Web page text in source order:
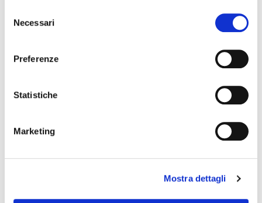
delNecessari
Preferenze
Statistiche
Marketing
Mostra dettagli
sviluppo di questo sport e siamo pronti a divulgarne i
valori più profondi".
Ti potrebbero Interessare